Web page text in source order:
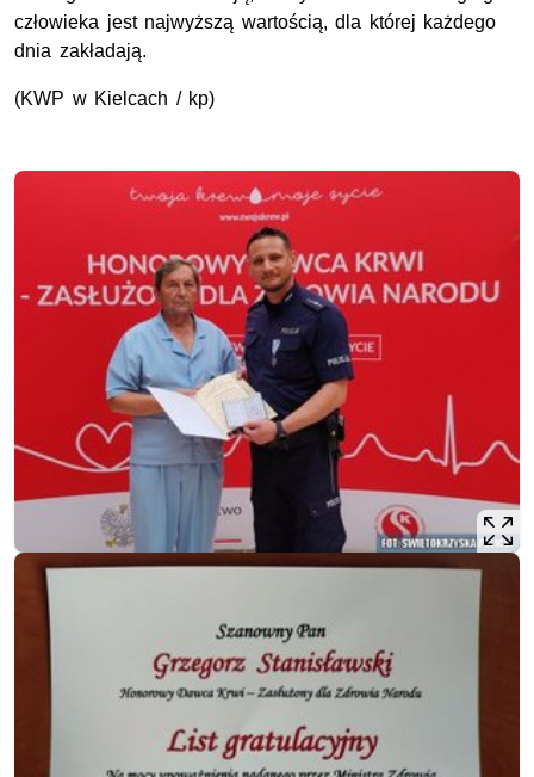
człowieka jest najwyższą wartością, dla której każdego
dnia zakładają.
(KWP w Kielcach / kp)